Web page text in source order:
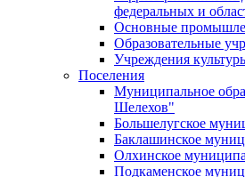
федеральных и
Основные
Образовательные
Учреждения
Поселения
Муниципальное
Шелехов"
Большелугское
Баклашинское
Олхинское
Подкаменское